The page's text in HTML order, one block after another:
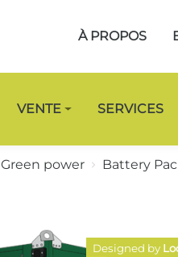
À PROPOS
VENTE SERVICES
Green power Battery
Designed by